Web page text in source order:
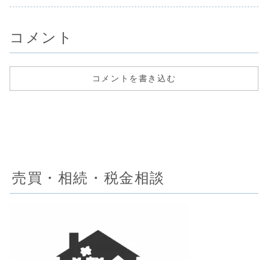
無指定建ぺい率
コメント
コメントを書き込む
売買・相続・税金相談